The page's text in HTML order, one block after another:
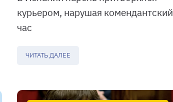
курьером, нарушая комендантский
час
ЧИТАТЬ ДАЛЕЕ